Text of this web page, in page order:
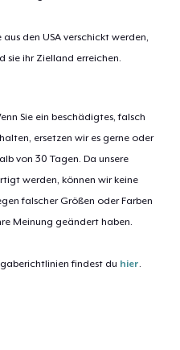
den USA verschickt werden,
sie ihr Zielland erreichen.
Sie ein beschädigtes, falsch
ersetzen wir es gerne oder
von 30 Tagen. Da unsere
werden, können wir keine
falscher Größen oder Farben
Meinung geändert haben.
findest du hier